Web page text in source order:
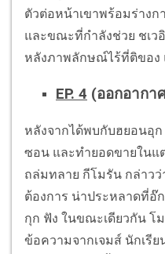
ตัวต่อหน้าเขาพร้อมร่าง
และขณะที่กำลังช่วย ชเวอิ
หลังภาพลักษณ์ไร้ที่ติของ
EP. 4 (ออกอากา
หลังจากได้พบกับฮยอนอุ
ซอน และทำยอดขายในแ
ถล่มทลาย กีโมรัน กล่าว
ต้องการ น่าประหลาดที่อ๊
กุก ฟัง ในขณะเดียวกัน โ
ข้อความจากเจมส์ นักเรี